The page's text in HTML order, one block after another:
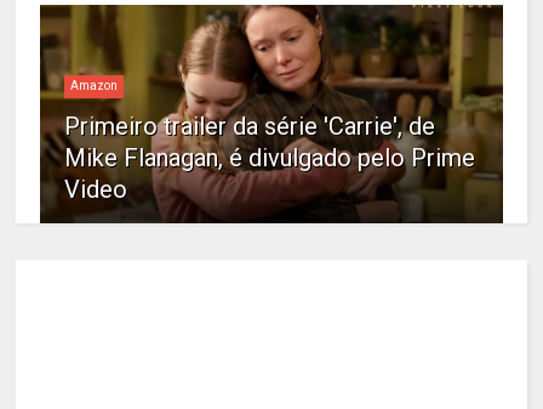
Amazon
Primeiro trailer da série 'Carrie', de
Mike Flanagan, é divulgado pelo Prime
Video